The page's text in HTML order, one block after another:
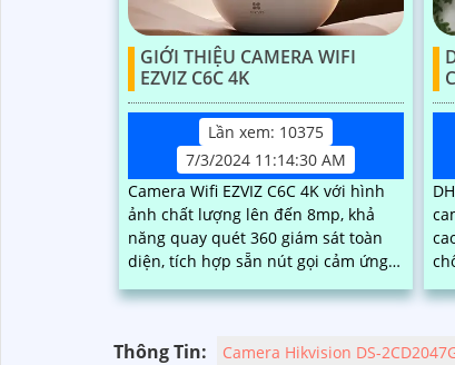
GIỚI THIỆU CAMERA WIFI
EZVIZ C6C 4K
Lần xem: 10375
7/3/2024 11:14:30 AM
Camera Wifi EZVIZ C6C 4K với hình
ảnh chất lượng lên đến 8mp, khả
năng quay quét 360 giám sát toàn
diện, tích hợp sẵn nút gọi cảm ứng
trên camera cùng loa và mic giúp
bạn dễ dàng...
thời
Thông Tin: Camera Hikvision DS-